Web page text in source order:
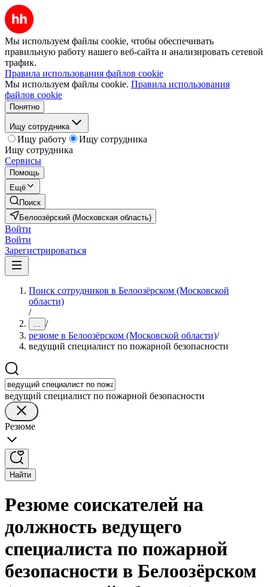
Мы используем файлы cookie, чтобы обеспечивать
правильную работу нашего веб-сайта и анализировать сетевой
трафик.
Правила использования файлов cookie
Мы используем файлы cookie. Правила использования
файлов cookie
Понятно
Ищу сотрудника
Ищу работу
Ищу сотрудника
Ищу сотрудника
Сервисы
Помощь
Ещё
Поиск
Белоозёрский (Московская область)
Войти
Войти
Зарегистрироваться
Поиск сотрудников в Белоозёрском (Московской
области)
/
... /
резюме в Белоозёрском (Московской области)/
ведущий специалист по пожарной безопасности
ведущий специалист по пожарной безопасности
Резюме
Найти
Резюме соискателей на
должность ведущего
специалиста по пожарной
безопасности в Белоозёрском